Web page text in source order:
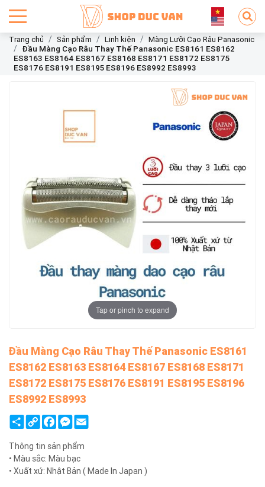
Trang chủ Sản phẩm Linh kiện
Màng Lưỡi Cạo Râu Panasonic
Đầu Màng Cạo Râu Thay Thế Panasonic ES8161 ES8162
ES8163 ES8164 ES8167 ES8168 ES8171 ES8172 ES8175
ES8176 ES8191 ES8195 ES8196 ES8992 ES8993
Tap or pinch to expand
Đầu Màng Cạo Râu Thay Thế Panasonic ES8161
ES8162 ES8163 ES8164 ES8167 ES8168 ES8171
ES8172 ES8175 ES8176 ES8191 ES8195 ES8196
ES8992 ES8993
ShareCopy
Link
FacebookMessenger
Email
Thông tin sản phẩm
• Màu sắc: Màu bạc
• Xuất xứ: Nhật Bản ( Made In Japan )